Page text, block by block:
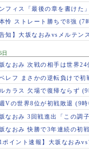
フィス「最後の章を書けた」
怜 ストレート勝ちで8強 (7
告知】大坂なおみvsメルテン
日
なおみ 次戦の相手は世界24
レフ まさかの逆転負けで初
カラス 欠場で復帰ならず
Vの世界8位が初戦敗退 (9
なおみ 3回戦進出「この調
なおみ 快勝で3年連続の初
1ポイント速報】大坂なおみ